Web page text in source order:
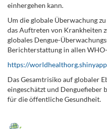
einhergehen kann.
Um die globale Überwachung
das Auftreten von Krankheiten
globales Dengue-
Berichterstattung in allen
https://
Das Gesamtrisiko auf globaler
eingeschätzt und Denguefieber
für die öffentliche Gesundheit.